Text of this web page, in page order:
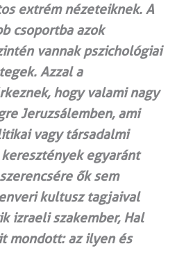
extrém nézeteiknek. A
csoportba azok
vannak pszichológiai
Azzal a
hogy valami nagy
Jeruzsálemben, ami
vagy társadalmi
egyaránt
ők sem
kultusz tagjaival
izraeli szakember, Hal
mondott: az ilyen és